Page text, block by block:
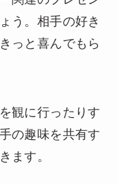
う。相手の好き
っと喜んでもら
観に行ったりす
の趣味を共有す
ます。